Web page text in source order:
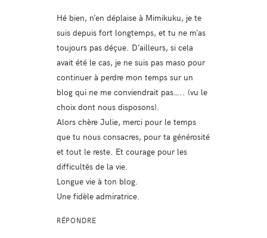
Hé bien, n’en déplaise à Mimikuku, je te
suis depuis fort longtemps, et tu ne m’as
toujours pas déçue. D’ailleurs, si cela
avait été le cas, je ne suis pas maso pour
continuer à perdre mon temps sur un
blog qui ne me conviendrait pas….. (vu le
choix dont nous disposons).
Alors chère Julie, merci pour le temps
que tu nous consacres, pour ta générosité
et tout le reste. Et courage pour les
difficultés de la vie.
Longue vie à ton blog.
Une fidèle admiratrice.
RÉPONDRE